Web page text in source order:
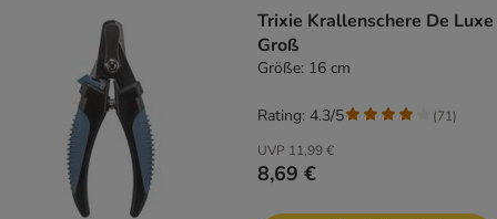
Trixie Krallenschere De Luxe
Groß
Größe: 16 cm
UVP 11,99 €
8,69 €
Rating: 4.3/5 (71)